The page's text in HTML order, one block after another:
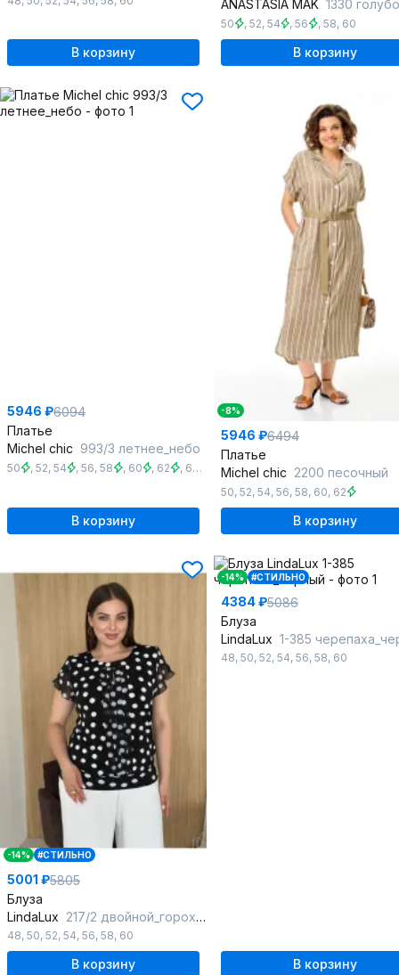
В корзину
ANASTASIA MAK 1330
50 , 52, 54 , 56 , 58, 60
В корзину
5946 ₽6094
Платье
Michel chic 993/3 летнее_небо
50 , 52, 54 , 56, 58 , 60 , 62 , 64 66 ,68
В корзину
-8%
5946 ₽6494
Платье
Michel chic 2200 песочный
50, 52, 54, 56, 58, 60, 62
В корзину
-14% #СТИЛЬНО
5001 ₽5805
Блуза
LindaLux 217/2 двойной_горох_черный
48, 50, 52, 54, 56, 58, 60
В корзину
-14% #СТИЛЬНО
4384 ₽5086
Блуза
LindaLux 1-385
48, 50, 52, 54, 56, 58, 60
В корзину